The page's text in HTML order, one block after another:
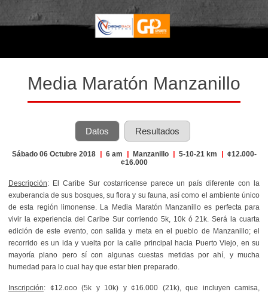
Media Maratón Manzanillo
Datos Resultados
Sábado 06 Octubre 2018 | 6 am | Manzanillo | 5-10-21 km | ¢12.000-
¢16.000
Descripción: El Caribe Sur costarricense parece un país diferente con la
exuberancia de sus bosques, su flora y su fauna, así como el ambiente único
de esta región limonense. La Media Maratón Manzanillo es perfecta para
vivir la experiencia del Caribe Sur corriendo 5k, 10k ó 21k. Será la cuarta
edición de este evento, con salida y meta en el pueblo de Manzanillo; el
recorrido es un ida y vuelta por la calle principal hacia Puerto Viejo, en su
mayoría plano pero sí con algunas cuestas metidas por ahí, y mucha
humedad para lo cual hay que estar bien preparado.
Inscripción: ¢12.ooo (5k y 10k) y ¢16.000 (21k), que incluyen camisa,